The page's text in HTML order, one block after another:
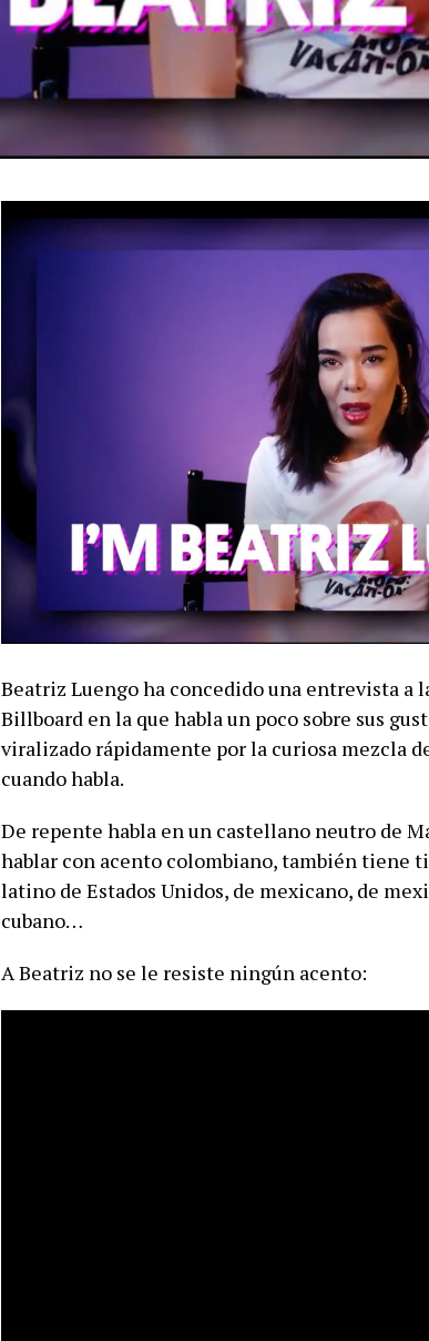
Beatriz Luengo ha concedido una entrevista a
Billboard en la que habla un poco sobre sus
viralizado rápidamente por la curiosa mezcla
cuando habla.
De repente habla en un castellano neutro de
hablar con acento colombiano, también tiene
latino de Estados Unidos, de mexicano, de
cubano…
A Beatriz no se le resiste ningún acento: